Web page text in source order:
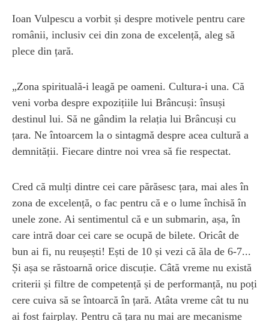
Ioan Vulpescu a vorbit și despre motivele pentru care
românii, inclusiv cei din zona de excelență, aleg să
plece din țară.
„Zona spirituală-i leagă pe oameni. Cultura-i una. Că
veni vorba despre expozițiile lui Brâncuși: însuși
destinul lui. Să ne gândim la relația lui Brâncuși cu
țara. Ne întoarcem la o sintagmă despre acea cultură a
demnității. Fiecare dintre noi vrea să fie respectat.
Cred că mulți dintre cei care părăsesc țara, mai ales în
zona de excelență, o fac pentru că e o lume închisă în
unele zone. Ai sentimentul că e un submarin, așa, în
care intră doar cei care se ocupă de bilete. Oricât de
bun ai fi, nu reușești! Ești de 10 și vezi că ăla de 6-7...
Și așa se răstoarnă orice discuție. Câtă vreme nu există
criterii și filtre de competență și de performanță, nu poți
cere cuiva să se întoarcă în țară. Atâta vreme cât tu nu
ai fost fairplay. Pentru că țara nu mai are mecanisme